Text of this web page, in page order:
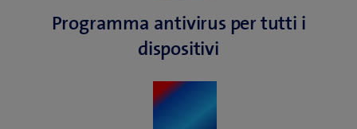
Programma antivirus per tutti i
dispositivi